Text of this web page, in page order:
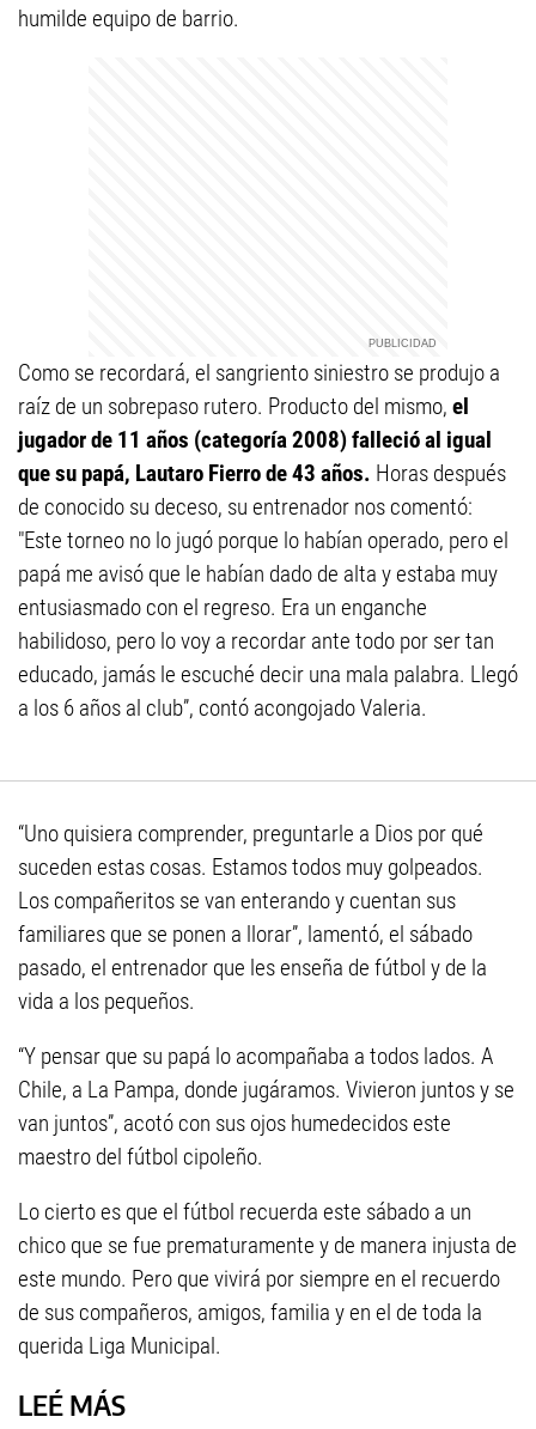
humilde equipo de barrio.
Como se recordará, el sangriento siniestro se produjo a
raíz de un sobrepaso rutero. Producto del mismo, el
jugador de 11 años (categoría 2008) falleció al igual
que su papá, Lautaro Fierro de 43 años. Horas después
de conocido su deceso, su entrenador nos comentó:
"Este torneo no lo jugó porque lo habían operado, pero el
papá me avisó que le habían dado de alta y estaba muy
entusiasmado con el regreso. Era un enganche
habilidoso, pero lo voy a recordar ante todo por ser tan
educado, jamás le escuché decir una mala palabra. Llegó
a los 6 años al club”, contó acongojado Valeria.
“Uno quisiera comprender, preguntarle a Dios por qué
suceden estas cosas. Estamos todos muy golpeados.
Los compañeritos se van enterando y cuentan sus
familiares que se ponen a llorar”, lamentó, el sábado
pasado, el entrenador que les enseña de fútbol y de la
vida a los pequeños.
“Y pensar que su papá lo acompañaba a todos lados. A
Chile, a La Pampa, donde jugáramos. Vivieron juntos y se
van juntos”, acotó con sus ojos humedecidos este
maestro del fútbol cipoleño.
Lo cierto es que el fútbol recuerda este sábado a un
chico que se fue prematuramente y de manera injusta de
este mundo. Pero que vivirá por siempre en el recuerdo
de sus compañeros, amigos, familia y en el de toda la
querida Liga Municipal.
LEÉ MÁS